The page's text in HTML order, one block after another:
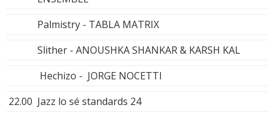
Palmistry - TABLA MATRIX
Slither - ANOUSHKA SHANKAR & KARSH KAL
Hechizo - JORGE NOCETTI
22.00 Jazz lo sé standards 24